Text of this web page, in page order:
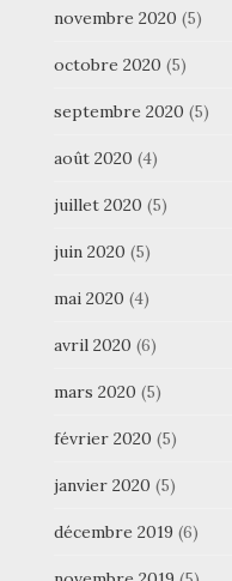
novembre 2020 (5)
octobre 2020 (5)
septembre 2020 (5)
août 2020 (4)
juillet 2020 (5)
juin 2020 (5)
mai 2020 (4)
avril 2020 (6)
mars 2020 (5)
février 2020 (5)
janvier 2020 (5)
décembre 2019 (6)